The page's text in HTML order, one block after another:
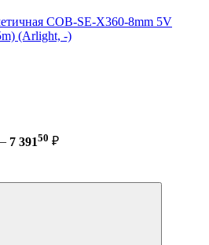
COB-SE-X360-8mm 5V
(Arlight, -)
7 39150 ₽